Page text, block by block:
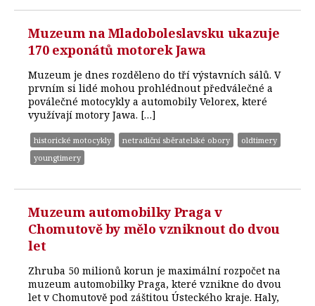
Muzeum na Mladoboleslavsku ukazuje
170 exponátů motorek Jawa
Muzeum je dnes rozděleno do tří výstavních sálů. V
prvním si lidé mohou prohlédnout předválečné a
poválečné motocykly a automobily Velorex, které
využívají motory Jawa. […]
historické motocykly netradiční sběratelské obory
oldtimery
youngtimery
Muzeum automobilky Praga v
Chomutově by mělo vzniknout do dvou
let
Zhruba 50 milionů korun je maximální rozpočet na
muzeum automobilky Praga, které vznikne do dvou
let v Chomutově pod záštitou Ústeckého kraje. Haly,